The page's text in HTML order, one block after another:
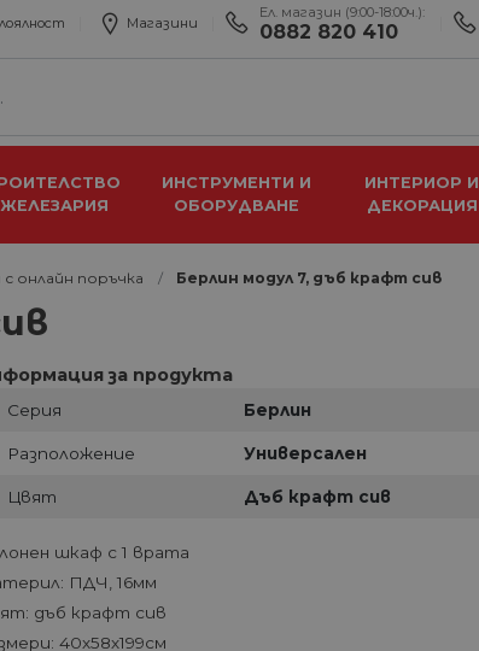
Магазини
Ел. магазин (9:00-18:00ч.):
0882 820 410
ИНСТРУМЕНТИ И
ОБОРУДВАНЕ
ИНТЕРИОР И
ДЕКОРАЦИЯ
онлайн поръчка Берлин модул 7, дъб крафт сив
за продукта
Серия Берлин
Разположение Универсален
Цвят Дъб крафт сив
шкаф с 1 врата
ПДЧ, 16мм
дъб крафт сив
40х58х199см